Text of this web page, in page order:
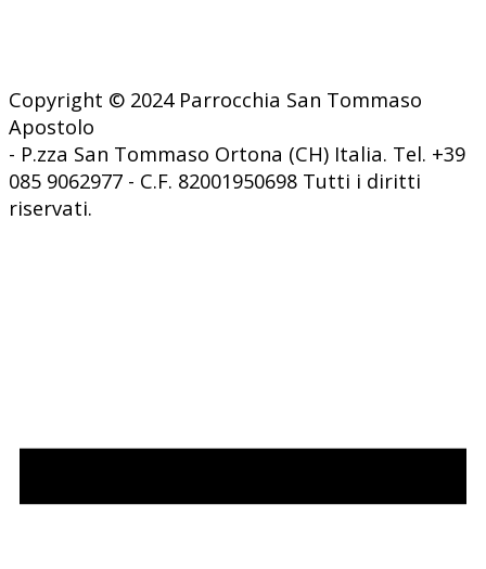
Copyright © 2024 Parrocchia San Tommaso
Apostolo
- P.zza San Tommaso Ortona (CH) Italia. Tel. +39
085 9062977 - C.F. 82001950698 Tutti i diritti
riservati.